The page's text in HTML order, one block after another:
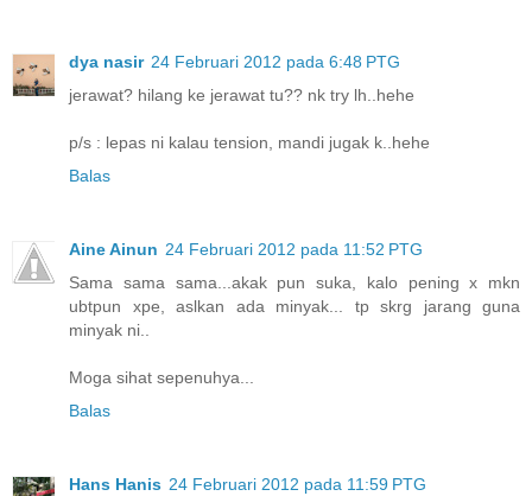
dya nasir 24 Februari 2012 pada 6:48 PTG
jerawat? hilang ke jerawat tu?? nk try lh..hehe
p/s : lepas ni kalau tension, mandi jugak k..hehe
Balas
Aine Ainun 24 Februari 2012 pada 11:52 PTG
Sama sama sama...akak pun suka, kalo pening x mkn
ubtpun xpe, aslkan ada minyak... tp skrg jarang guna
minyak ni..
Moga sihat sepenuhya...
Balas
Hans Hanis 24 Februari 2012 pada 11:59 PTG